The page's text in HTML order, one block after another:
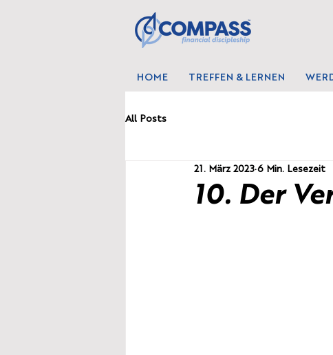
HOME TREFFEN & LERNEN
All Posts
10. Der
21. März 2023 6 Min. Lesezeit